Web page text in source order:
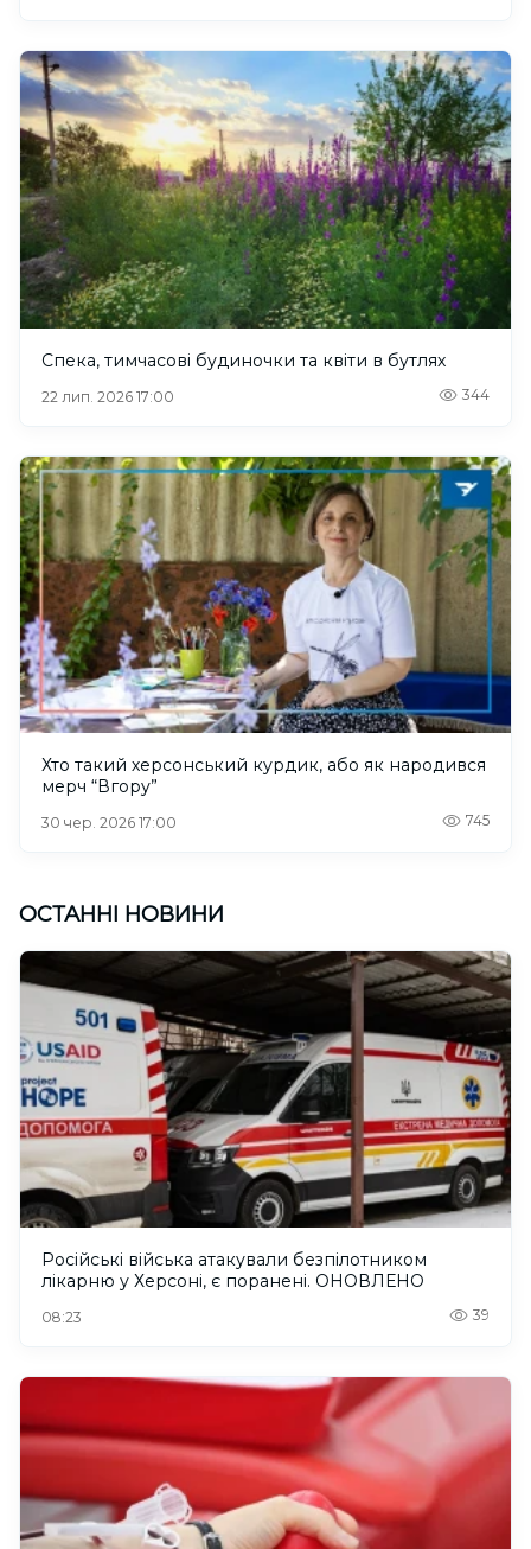
Спека, тимчасові будиночки та квіти в бутлях
22 лип. 2026 17:00 344
Хто такий херсонський курдик, або як народився
мерч “Вгору”
30 чер. 2026 17:00 745
ОСТАННІ НОВИНИ
Російські війська атакували безпілотником
лікарню у Херсоні, є поранені. ОНОВЛЕНО
08:23 39